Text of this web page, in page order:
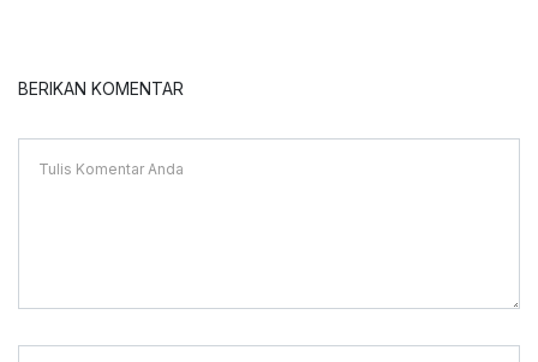
BERIKAN KOMENTAR